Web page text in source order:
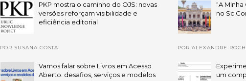
PKP mostra o caminho do OJS: novas
versões reforçam visibilidade e
eficiência editorial
POR SUSANA COSTA
Vamos falar sobre Livros em Acesso
Aberto: desafios, serviços e modelos
“A
no
POR ALEXANDRE
um